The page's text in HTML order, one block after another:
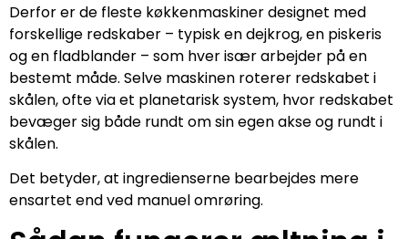
Derfor er de fleste køkkenmaskiner designet med
forskellige redskaber – typisk en dejkrog, en piskeris
og en fladblander – som hver især arbejder på en
bestemt måde. Selve maskinen roterer redskabet i
skålen, ofte via et planetarisk system, hvor redskabet
bevæger sig både rundt om sin egen akse og rundt i
skålen.
Det betyder, at ingredienserne bearbejdes mere
ensartet end ved manuel omrøring.